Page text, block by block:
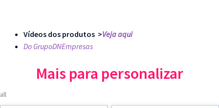
Vídeos dos produtos >Veja aqui
Do GrupoDNEmpresas
Mais para personalizar
all